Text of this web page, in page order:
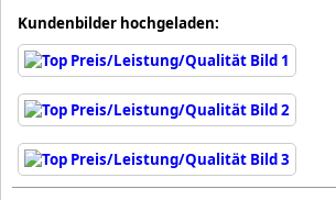
Kundenbilder hochgeladen: